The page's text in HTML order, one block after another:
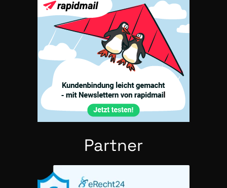
Part­ner